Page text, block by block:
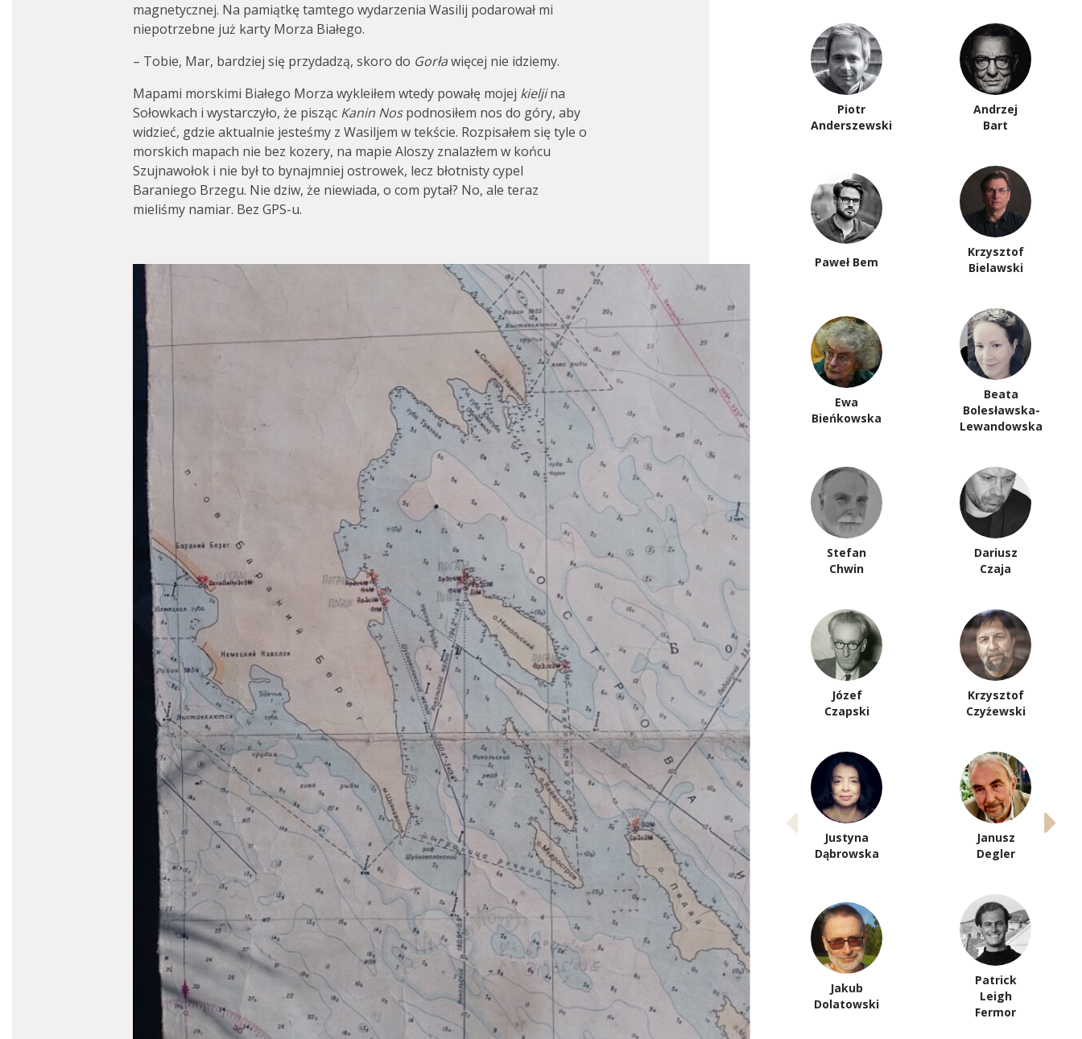
magnetycznej. Na pamiątkę tamtego wydarzenia Wasilij podarował mi
niepotrzebne już karty Morza Białego.
– Tobie, Mar, bardziej się przydadzą, skoro do Gorławięcej nie idziemy.
Mapami morskimi Białego Morza wykleiłem wtedy powałę mojej kieljina
Sołowkach i wystarczyło, że pisząc Kanin Nospodnosiłem nos do góry, aby
widzieć, gdzie aktualnie jesteśmy z Wasiljem w tekście. Rozpisałem się tyle o
morskich mapach nie bez kozery, na mapie Aloszy znalazłem w końcu
Szujnawołok i nie był to bynajmniej ostrowek, lecz błotnisty cypel
Baraniego Brzegu. Nie dziw, że niewiada, o com pytał? No, ale teraz
mieliśmy namiar. Bez GPS-u.
Piotr
Anderszewski
Andrzej
Bart
Paweł Bem
Krzysztof
Bielawski
Ewa
Bieńkowska
Beata
Bolesławska-
Lewandowska
Stefan
Chwin
Dariusz
Czaja
Józef
Czapski
Krzysztof
Czyżewski
Justyna
Dąbrowska
Janusz
Degler
Jakub
Dolatowski
Patrick
Leigh
Fermor